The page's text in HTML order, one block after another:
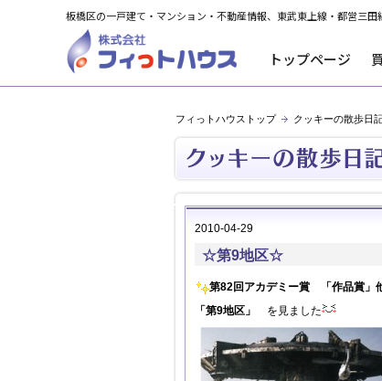
板橋区の一戸建て・マンション・不動産情報、東武東上線・都営三田
トップページ
フィっトハウストップ クッキーの散歩日
2010-04-29
☆第9地区☆
第82回アカデミー賞 「作品賞」
「第9地区」
を見ました